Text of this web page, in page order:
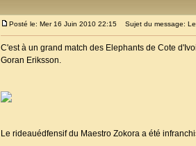
Posté le: Mer 16 Juin 2010 22:15 Sujet du message:
C'est à un grand match des Elephants de Cote
Goran Eriksson.
Le rideauédfensif du Maestro Zokora a été